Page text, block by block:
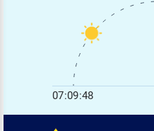
07:09:48